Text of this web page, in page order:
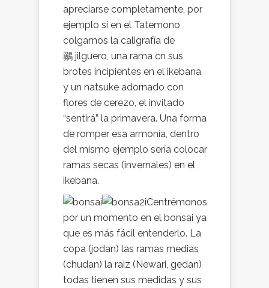
apreciarse completamente, por
ejemplo si en el Tatemono
colgamos la caligrafía de
鶸 jilguero, una rama cn sus
brotes incipientes en el ikebana
y un natsuke adornado con
flores de cerezo, el invitado
“sentirá” la primavera. Una forma
de romper esa armonía, dentro
del mismo ejemplo sería colocar
ramas secas (invernales) en el
ikebana.
Centrémonos
por un momento en el bonsai ya
que es más fácil entenderlo. La
copa (jodan) las ramas medias
(chudan) la raiz (Newari, gedan)
todas tienen sus medidas y sus